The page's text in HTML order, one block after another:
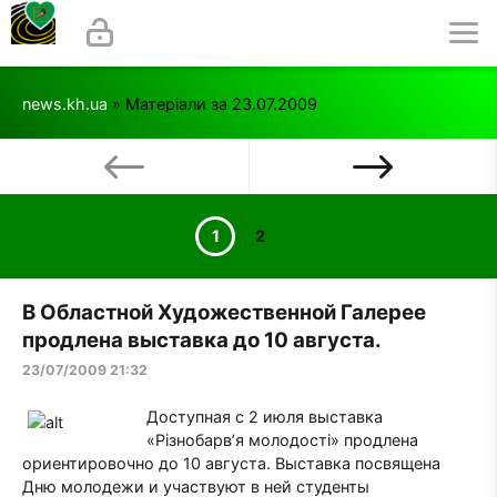
news.kh.ua » Матеріали за 23.07.2009
1 2
В Областной Художественной Галерее
продлена выставка до 10 августа.
23/07/2009 21:32
Доступная с 2 июля выставка
«Різнобарв’я молодості» продлена
ориентировочно до 10 августа. Выставка посвящена
Дню молодежи и участвуют в ней студенты